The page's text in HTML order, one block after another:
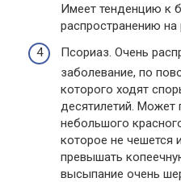
Имеет тенденцию к
распространению на
Псориаз. Очень
заболевание, по
которого ходят
десятилетий. Может
небольшого
которое не чешется
превышать
высыпание очень